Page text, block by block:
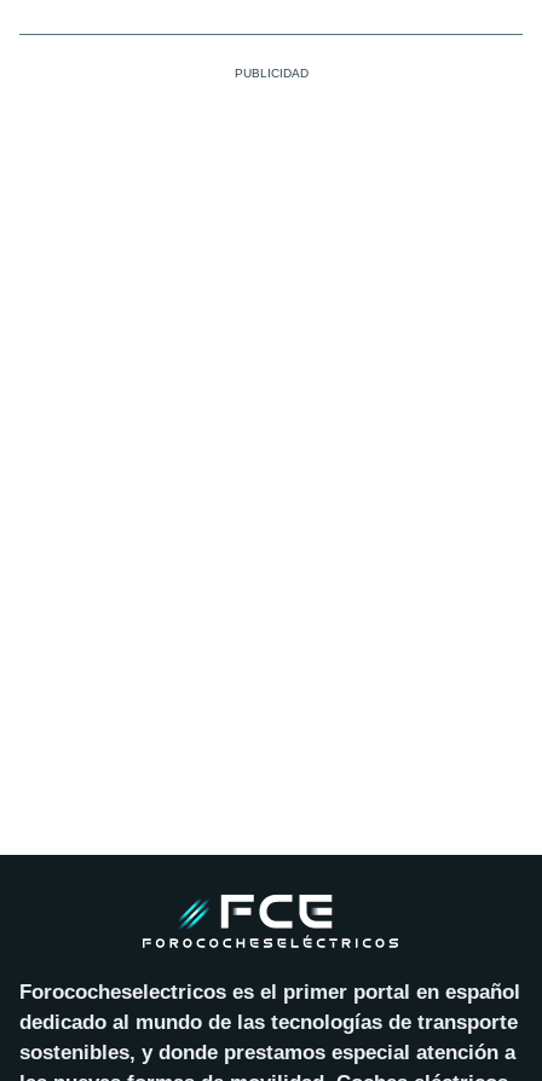
Forococheselectricos es el primer portal en español
dedicado al mundo de las tecnologías de transporte
sostenibles, y donde prestamos especial atención a